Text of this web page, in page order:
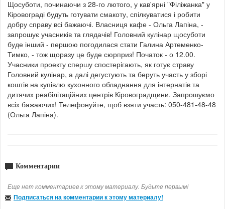
Щосуботи, починаючи з 28-го лютого, у кав'ярні "Філіжанка" у
Кіровограді будуть готувати смакоту, спілкуватися і робити
добру справу всі бажаючі. Власниця кафе - Ольга Лапіна, -
запрошує учасників та глядачів! Головний кулінар щосуботи
буде інший - першою погодилася стати Галина Артеменко-
Тимко, - тож щоразу це буде сюрприз! Початок - о 12.00.
Учасники проекту спершу спостерігають, як готує страву
Головний кулінар, а далі дегустують та беруть участь у зборі
коштів на купівлю кухонного обладнання для інтернатів та
дитячих реабілітаційних центрів Кіровоградщини. Запрошуємо
всіх бажаючих! Телефонуйте, щоб взяти участь: 050-481-48-48
(Ольга Лапіна).
Комментарии
Еще нет комментариев к этому материалу. Будьте первым!
Подписаться на комментарии к этому материалу!